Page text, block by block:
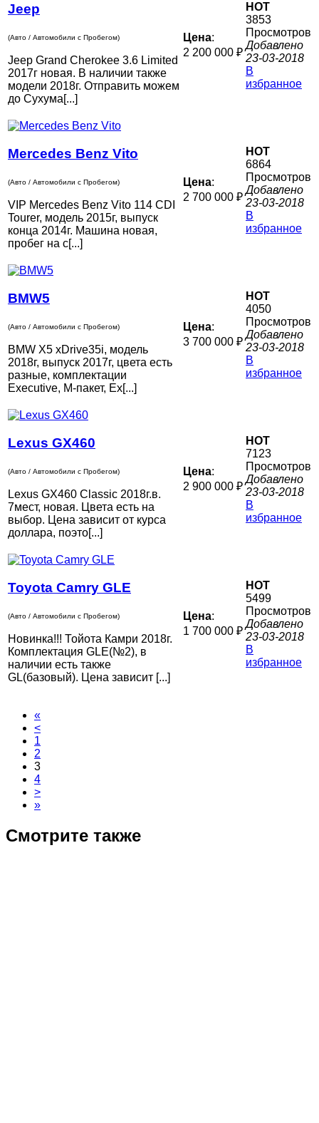
Jeep
(Авто / Автомобили с Пробегом)
Jeep Grand Cherokee 3.6 Limited
2017г новая. В наличии также
модели 2018г. Отправить можем
до Сухума[...]
Цена:
2 200 000 ₽
HOT
3853
Просмотров
Добавлено
23-03-2018
В
избранное
Mercedes Benz Vito
(Авто / Автомобили с Пробегом)
VIP Mercedes Benz Vito 114 CDI
Tourer, модель 2015г, выпуск
конца 2014г. Машина новая,
пробег на с[...]
Цена:
2 700 000 ₽
HOT
6864
Просмотров
Добавлено
23-03-2018
В
избранное
BMW5
(Авто / Автомобили с Пробегом)
BMW X5 xDrive35i, модель
2018г, выпуск 2017г, цвета есть
разные, комплектации
Executive, M-пакет, Ex[...]
Цена:
3 700 000 ₽
HOT
4050
Просмотров
Добавлено
23-03-2018
В
избранное
Lexus GX460
(Авто / Автомобили с Пробегом)
Lexus GX460 Classic 2018г.в.
7мест, новая. Цвета есть на
выбор. Цена зависит от курса
доллара, поэто[...]
Цена:
2 900 000 ₽
HOT
7123
Просмотров
Добавлено
23-03-2018
В
избранное
Toyota Camry GLE
(Авто / Автомобили с Пробегом)
Новинка!!! Тойота Камри 2018г.
Комплектация GLE(№2), в
наличии есть также
GL(базовый). Цена зависит [...]
Цена:
1 700 000 ₽
HOT
5499
Просмотров
Добавлено
23-03-2018
В
избранное
«
<
1
2
3
4
>
»
Смотрите также